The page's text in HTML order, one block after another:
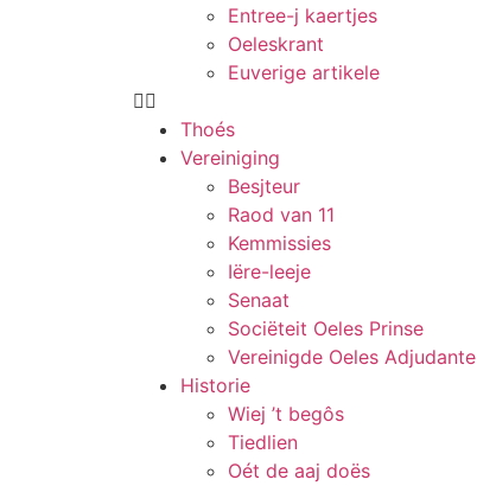
Entree-j kaertjes
Oeleskrant
Euverige artikele
Thoés
Vereiniging
Besjteur
Raod van 11
Kemmissies
Iëre-leeje
Senaat
Sociëteit Oeles Prinse
Vereinigde Oeles Adjudante
Historie
Wiej ’t begôs
Tiedlien
Oét de aaj doës